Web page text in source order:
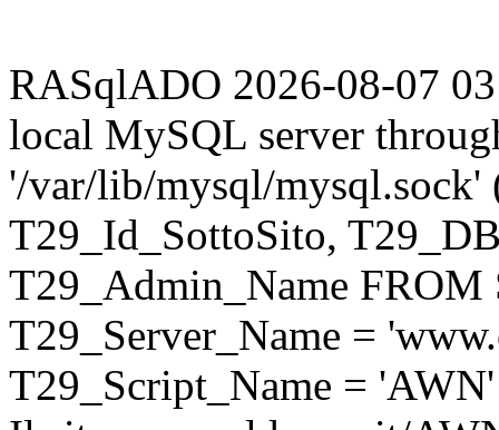
RASqlADO 2026-08-07
local MySQL server
'/var/lib/mysql/mysql.sock'
T29_Id_SottoSito,
T29_Admin_Name
T29_Server_Name =
T29_Script_Name = 'AWN'